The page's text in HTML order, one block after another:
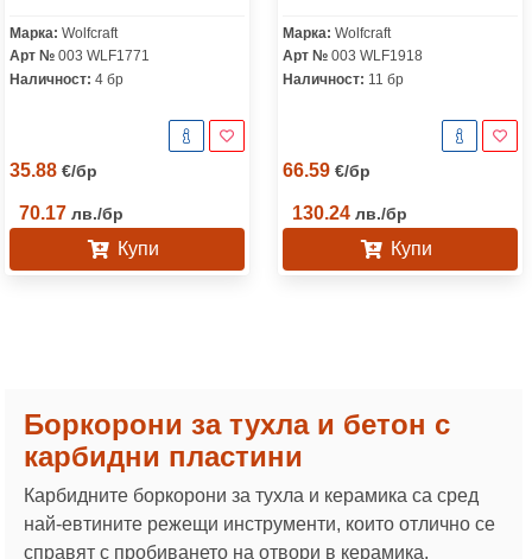
Марка: Wolfcraft
Арт № 003 WLF1771
Наличност: 4 бр
35.88 €/бр
70.17 лв./бр
Купи
Марка: Wolfcraft
Арт № 003 WLF1918
Наличност: 11 бр
66.59 €/бр
130.24 лв./бр
Купи
Боркорони за тухла и бетон с
карбидни пластини
Карбидните боркорони за тухла и керамика са сред
най-евтините режещи инструменти, които отлично се
справят с пробиването на отвори в керамика,